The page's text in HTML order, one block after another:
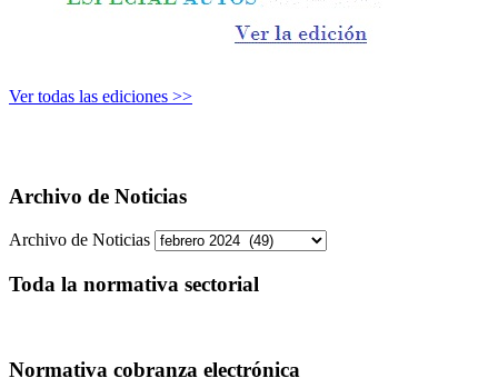
Ver todas las ediciones >>
Archivo de Noticias
Archivo de Noticias
Toda la normativa sectorial
Normativa cobranza electrónica